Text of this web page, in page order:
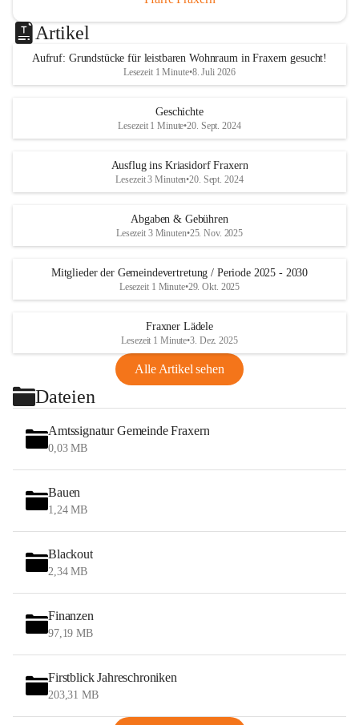
Artikel
Aufruf: Grundstücke für leistbaren Wohnraum in Fraxern gesucht!
Lesezeit 1 Minute•8. Juli 2026
Geschichte
Lesezeit 1 Minute•20. Sept. 2024
Ausflug ins Kriasidorf Fraxern
Lesezeit 3 Minuten•20. Sept. 2024
Abgaben & Gebühren
Lesezeit 3 Minuten•25. Nov. 2025
Mitglieder der Gemeindevertretung / Periode 2025 - 2030
Lesezeit 1 Minute•29. Okt. 2025
Fraxner Lädele
Lesezeit 1 Minute•3. Dez. 2025
Alle Artikel sehen
Dateien
Amtssignatur Gemeinde Fraxern
0,03 MB
Bauen
1,24 MB
Blackout
2,34 MB
Finanzen
97,19 MB
Firstblick Jahreschroniken
203,31 MB